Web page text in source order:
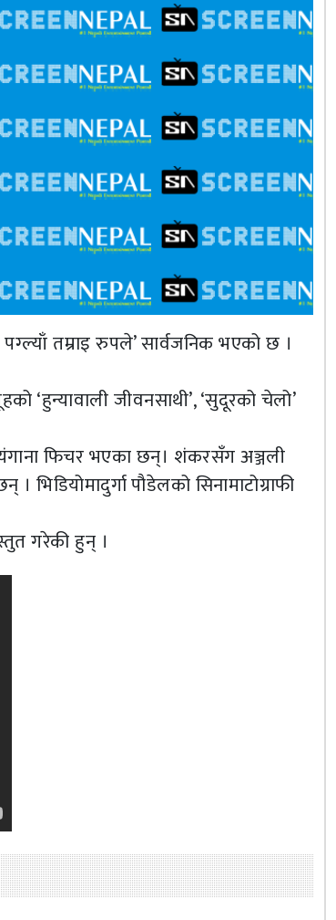
तम्राइ रुपले’ सार्वजनिक भएको छ ।
‘हुन्यावाली जीवनसाथी’, ‘सुदूरको चेलो’
फिचर भएका छन्। शंकरसँग अञ्जली
पौडेलको सिनामाटोग्राफी
गरेकी हुन् ।